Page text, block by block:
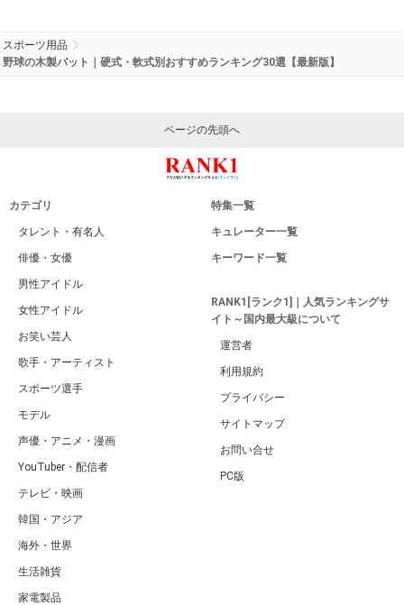
スポーツ用品
野球の木製バット｜硬式・軟式別おすすめランキング30選【最新版】
ページの先頭へ
カテゴリ
タレント・有名人
俳優・女優
男性アイドル
女性アイドル
お笑い芸人
歌手・アーティスト
スポーツ選手
モデル
声優・アニメ・漫画
YouTuber・配信者
テレビ・映画
韓国・アジア
海外・世界
生活雑貨
家電製品
特集一覧
キュレーター一覧
キーワード一覧
RANK1[ランク1]｜人気ランキングサ
イト～国内最大級について
運営者
利用規約
プライバシー
サイトマップ
お問い合せ
PC版